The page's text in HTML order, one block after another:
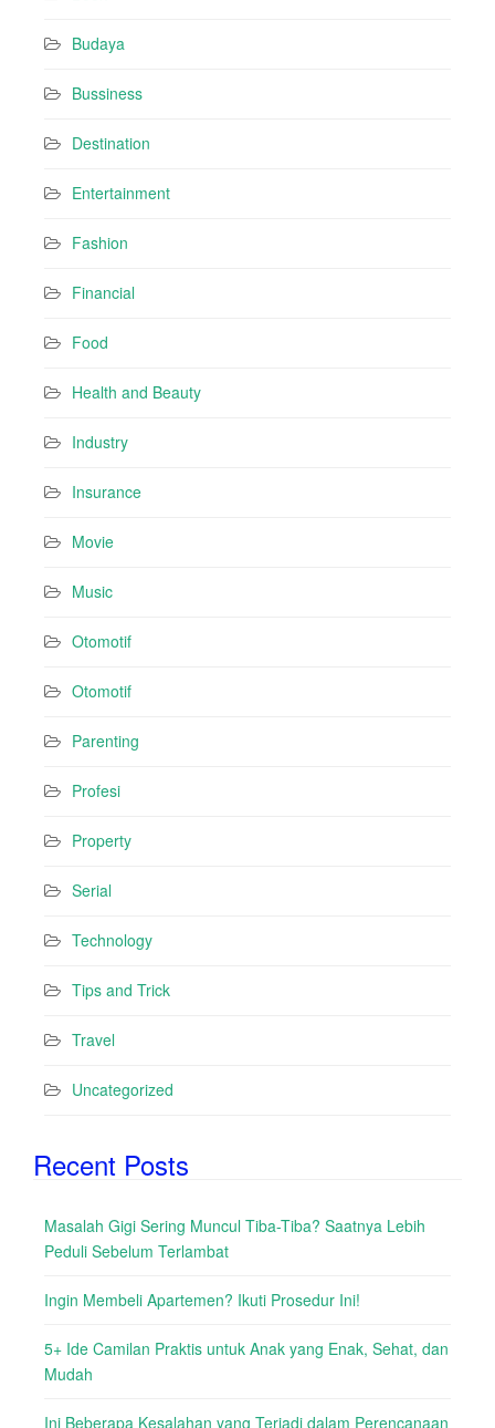
Budaya
Bussiness
Destination
Entertainment
Fashion
Financial
Food
Health and Beauty
Industry
Insurance
Movie
Music
Otomotif
Otomotif
Parenting
Profesi
Property
Serial
Technology
Tips and Trick
Travel
Uncategorized
Recent Posts
Masalah Gigi Sering Muncul Tiba-Tiba? Saatnya Lebih
Peduli Sebelum Terlambat
Ingin Membeli Apartemen? Ikuti Prosedur Ini!
5+ Ide Camilan Praktis untuk Anak yang Enak, Sehat, dan
Mudah
Ini Beberapa Kesalahan yang Terjadi dalam Perencanaan